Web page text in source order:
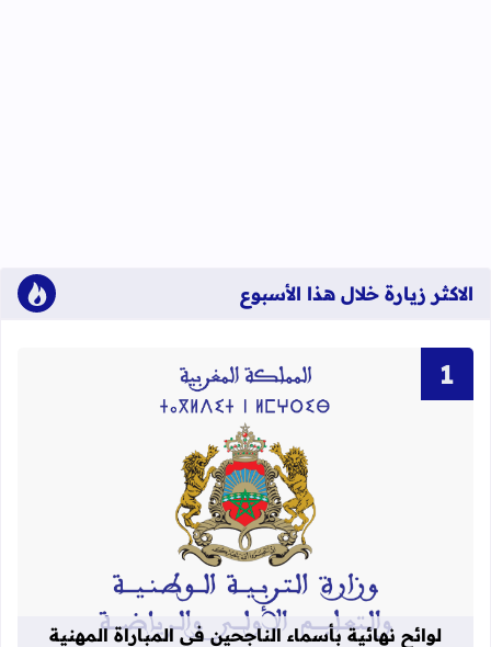
الاكثر زيارة خلال هذا الأسبوع
قراءة المزيد عن لوائح نهائية بأسماء
لوائح نهائية بأسماء الناجحين في المباراة المهنية